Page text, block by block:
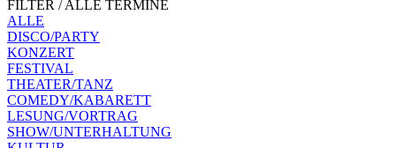
FILTER / ALLE TERMINE
ALLE
DISCO/PARTY
KONZERT
FESTIVAL
THEATER/TANZ
COMEDY/KABARETT
LESUNG/VORTRAG
SHOW/UNTERHALTUNG